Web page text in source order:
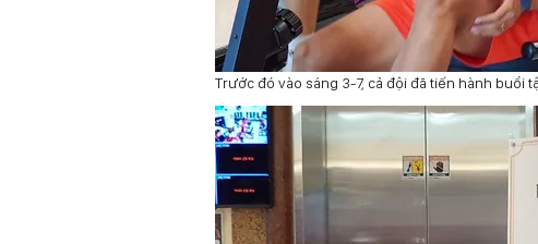
Trước đó vào sáng 3-7, cả đội đã tiến hành buổi